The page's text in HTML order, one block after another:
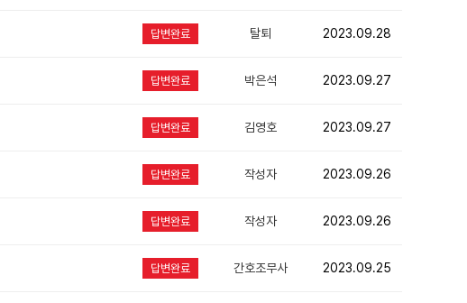
답변완료 탈퇴 2023.09.28
답변완료 박은석 2023.09.27
답변완료 김영호 2023.09.27
답변완료 작성자 2023.09.26
답변완료 작성자 2023.09.26
답변완료 간호조무사 2023.09.25